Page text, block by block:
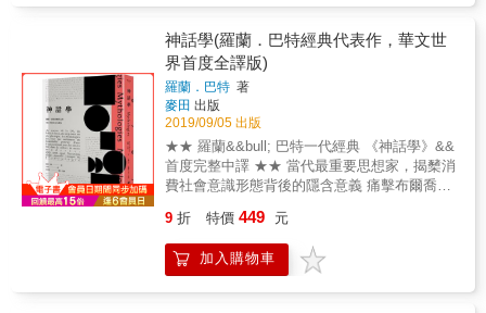
子。」——《泰晤士報》（The Times）
（UK）「組織嚴謹、說明清楚…… 這位友善又
略帶調皮自負的教授，確實別有一番魅力。」
——《紐約時報》（The New York Times）
「一本充滿活力、學識豐富的著作。」——
《經濟學人》（The Economist）「清晰而審慎
地討論了我們在彼此溝通時必須理解的核心議
題…… 這本書既啟發人心又引人深思；借用平
克自己的比喻，它確實值得與之共舞。」——
《衛報》（The Guardian）「輕鬆有趣，且富
Street Journal）「你覺得自己知道別人對你的
想法有什麼想法嗎？事實上，你可能有誤會，
而《共同知識》能告訴你問題出在哪裡。讀完
析，更以貼近讀者的電影、戲劇、文學為例，
細膩而共情的闡述關於孤獨經驗的發現。 ●打
破大眾對孤獨的成見，彙整各方資料一步一步
推導出年紀、性別、時代、個人主義、社群網
路、新聞媒體等與孤獨的關係和影響層面。 ●
給予讀者面對孤獨的思考基礎、協助自我發
現、建立個人邏輯，進而理解孤獨、享受獨
處。
述，與針對來自四方八面責難存在主義的辯
護；〈今天的希望：與沙特的談話〉發表於
1980年。其中沙特一再強調，他的存在主義本
質上是一種對人生充滿希望的樂觀主義哲學。
本書另收錄沙特養女(Arlette Elkaim-Sartre)寫
的序文〈演講的背景〉說明。-------------------------
---------「……人首先存在，碰到各種遭遇，世界
起伏不定，然後限定自己。因為，人在開始時
一無所有，只是後來才成為甚麼。」------〈存
在主義即人文主義〉
神話學(羅蘭．巴特經典代表作，華文世
界首度全譯版)
羅蘭．巴特 著
麥田 出版
2019/09/05 出版
★★ 羅蘭&&bull; 巴特一代經典 《神話學》&&
首度完整中譯 ★★ 當代最重要思想家，揭櫫消
費社會意識形態背後的隱含意義 痛擊布爾喬亞
【本書特色】 ★ 法國當代符號學泰斗羅蘭
&bull; 巴特成名代表作，問世逾六十年，華文
世界首度全譯 ★ 結構主義文化分析開山之作，
9 折 特價 449 元
加入購物車